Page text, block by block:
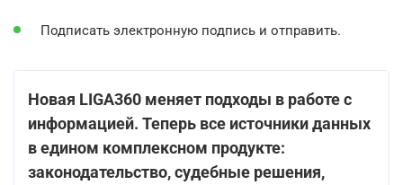
Подписать электронную подпись и отправить.
Новая LIGA360 меняет подходы в работе с
информацией. Теперь все источники данных
в едином комплексном продукте:
законодательство, судебные решения,